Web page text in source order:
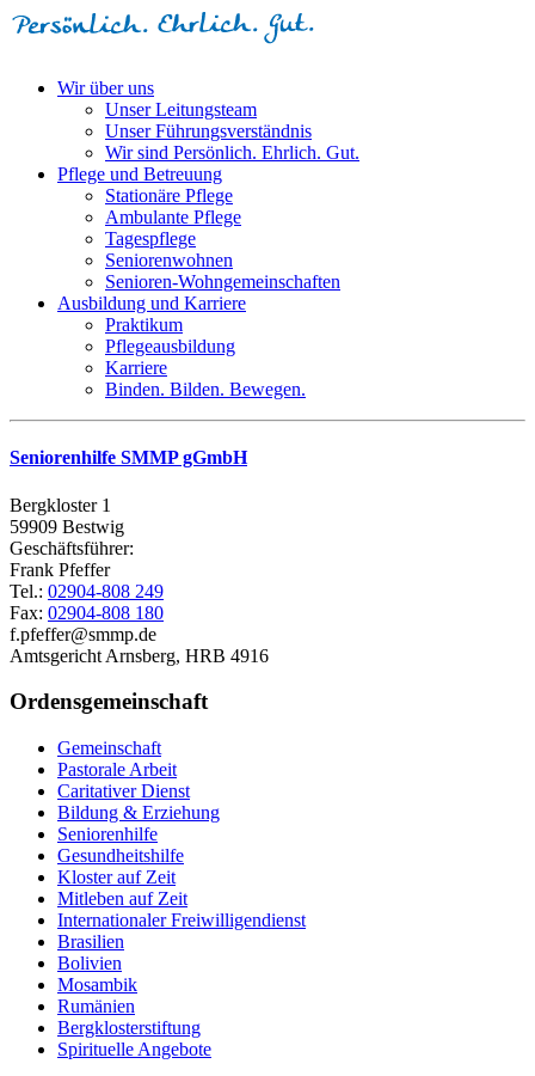
Wir über uns
Unser Leitungsteam
Unser Führungsverständnis
Wir sind Persönlich. Ehrlich. Gut.
Pflege und Betreuung
Stationäre Pflege
Ambulante Pflege
Tagespflege
Seniorenwohnen
Senioren-Wohn­ge­mein­schaf­ten
Ausbildung und Karriere
Praktikum
Pflegeausbildung
Karriere
Binden. Bilden. Bewegen.
Seniorenhilfe SMMP gGmbH
Bergkloster 1
59909 Bestwig
Geschäftsführer:
Frank Pfeffer
Tel.: 02904-808 249
Fax: 02904-808 180
f.pfeffer@smmp.de
Amtsgericht Arnsberg, HRB 4916
Ordensgemeinschaft
Gemeinschaft
Pastorale Arbeit
Caritativer Dienst
Bildung & Erziehung
Seniorenhilfe
Gesundheitshilfe
Kloster auf Zeit
Mitleben auf Zeit
Internationaler Freiwilligendienst
Brasilien
Bolivien
Mosambik
Rumänien
Bergklosterstiftung
Spirituelle Angebote